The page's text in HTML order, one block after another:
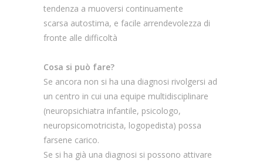
tendenza a muoversi continuamente
scarsa autostima, e facile arrendevolezza di
fronte alle difficoltà
Cosa si può fare?
Se ancora non si ha una diagnosi rivolgersi ad
un centro in cui una equipe multidisciplinare
(neuropsichiatra infantile, psicologo,
neuropsicomotricista, logopedista) possa
farsene carico.
Se si ha già una diagnosi si possono attivare